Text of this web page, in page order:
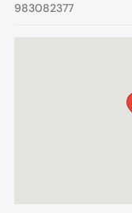
983082377